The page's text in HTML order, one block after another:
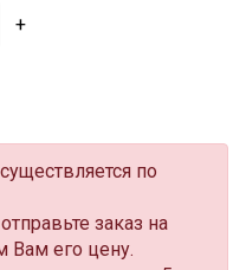
+
по
заказ на
его цену.